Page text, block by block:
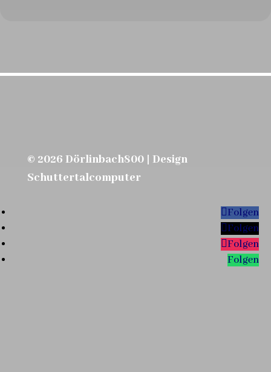
© 2026 Dörlinbach800 | Design
Schuttertalcomputer
Folgen
Folgen
Folgen
Folgen